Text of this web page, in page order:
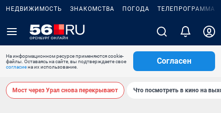
НЕДВИЖИМОСТЬ ЗНАКОМСТВА ПОГОДА ТЕЛЕПРОГРАММА
На информационном ресурсе применяются cookie-
файлы. Оставаясь на сайте, вы подтверждаете свое
согласиена их использование.
Согласен
Мост через Урал снова перекрывают Что посмотреть в кино на